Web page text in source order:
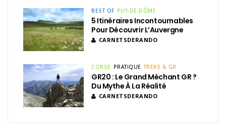
BEST OF PUY-DE-DÔME
5 Itinéraires Incontournables
Pour Découvrir L’Auvergne
CARNETSDERANDO
CORSE PRATIQUE TREKS & GR
GR20 : Le Grand Méchant GR ?
Du Mythe À La Réalité
CARNETSDERANDO